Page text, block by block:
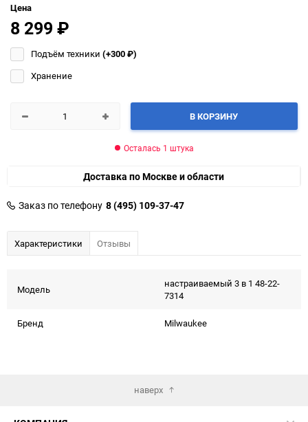
Цена
8 299 ₽
Подъём техники (+300₽)
Хранение
В КОРЗИНУ
Осталась 1 штука
Доставка по Москве и области
Заказ по телефону 8 (495) 109-37-47
Характеристики Отзывы
Модель
настраиваемый 3 в 1 48-22-
7314
Бренд Milwaukee
наверх